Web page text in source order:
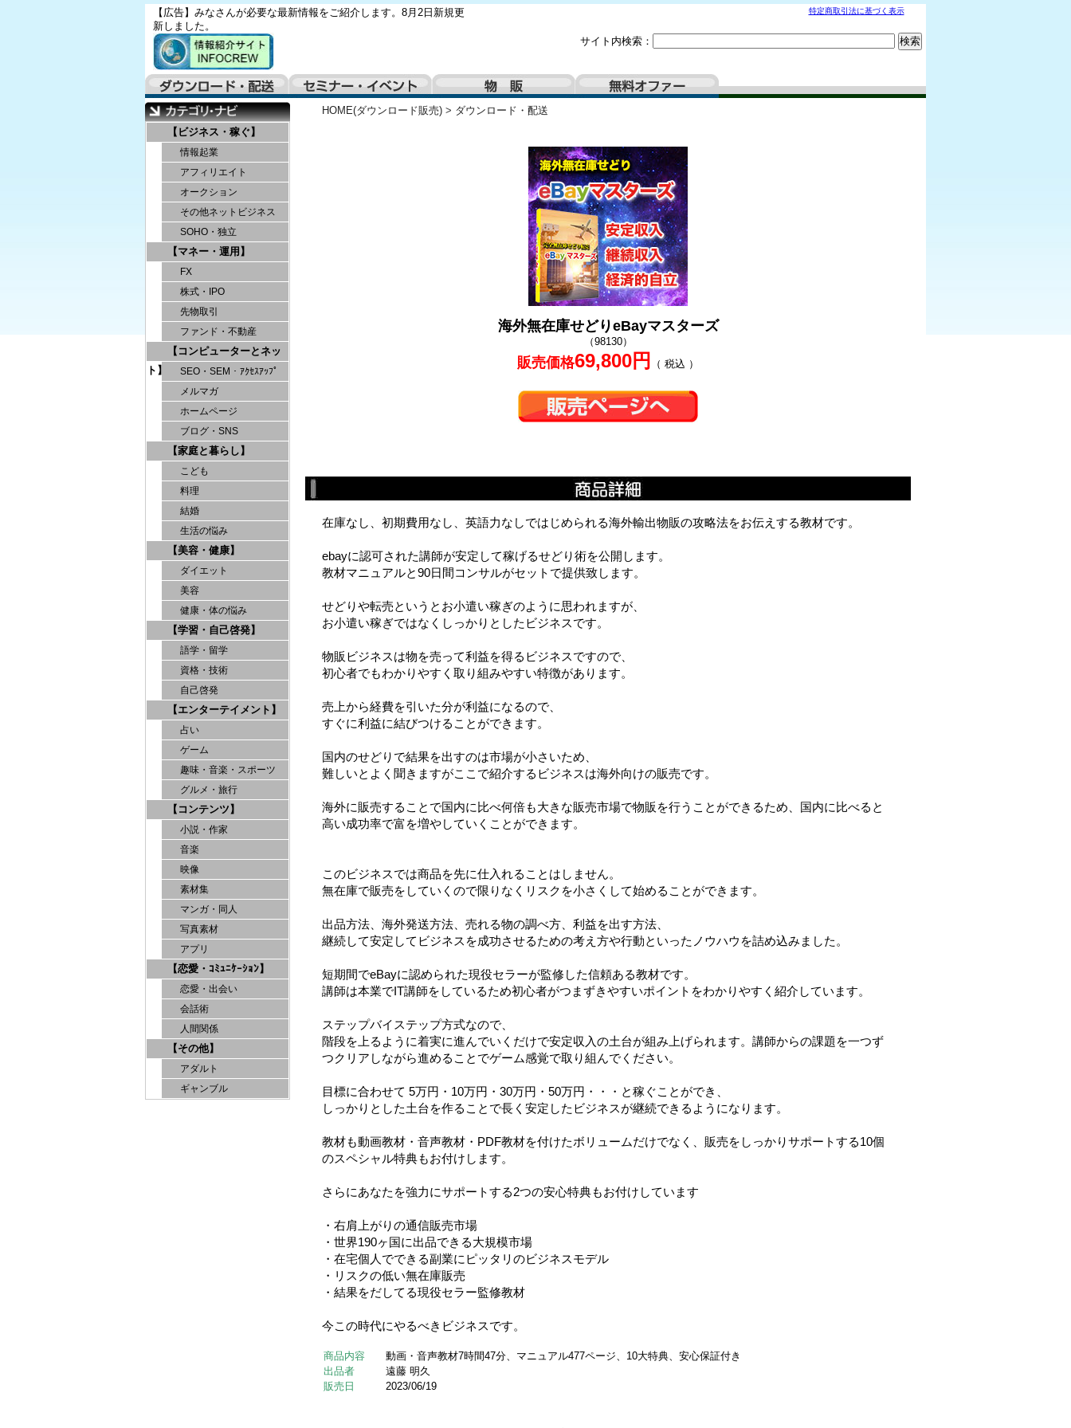
特定商取引法に基づく表示
【広告】みなさんが必要な最新情報をご紹介します。8月2日新規更
新しました。
サイト内検索：
【ビジネス・稼ぐ】
情報起業
アフィリエイト
オークション
その他ネットビジネス
SOHO・独立
【マネー・運用】
FX
株式・IPO
先物取引
ファンド・不動産
【コンピューターとネッ
ト】
SEO・SEM・ｱｸｾｽｱｯﾌﾟ
メルマガ
ホームページ
ブログ・SNS
【家庭と暮らし】
こども
料理
結婚
生活の悩み
【美容・健康】
ダイエット
美容
健康・体の悩み
【学習・自己啓発】
語学・留学
資格・技術
自己啓発
【エンターテイメント】
占い
ゲーム
趣味・音楽・スポーツ
グルメ・旅行
【コンテンツ】
小説・作家
音楽
映像
素材集
マンガ・同人
写真素材
アプリ
【恋愛・ｺﾐｭﾆｹｰｼｮﾝ】
恋愛・出会い
会話術
人間関係
【その他】
アダルト
ギャンブル
HOME(ダウンロード販売) > ダウンロード・配送
海外無在庫せどりeBayマスターズ
（98130）
販売価格69,800円 （ 税込 ）
在庫なし、初期費用なし、英語力なしではじめられる海外輸出物販の攻略法をお伝えする教材です。
ebayに認可された講師が安定して稼げるせどり術を公開します。
教材マニュアルと90日間コンサルがセットで提供致します。
せどりや転売というとお小遣い稼ぎのように思われますが、
お小遣い稼ぎではなくしっかりとしたビジネスです。
物販ビジネスは物を売って利益を得るビジネスですので、
初心者でもわかりやすく取り組みやすい特徴があります。
売上から経費を引いた分が利益になるので、
すぐに利益に結びつけることができます。
国内のせどりで結果を出すのは市場が小さいため、
難しいとよく聞きますがここで紹介するビジネスは海外向けの販売です。
海外に販売することで国内に比べ何倍も大きな販売市場で物販を行うことができるため、国内に比べると
高い成功率で富を増やしていくことができます。
このビジネスでは商品を先に仕入れることはしません。
無在庫で販売をしていくので限りなくリスクを小さくして始めることができます。
出品方法、海外発送方法、売れる物の調べ方、利益を出す方法、
継続して安定してビジネスを成功させるための考え方や行動といったノウハウを詰め込みました。
短期間でeBayに認められた現役セラーが監修した信頼ある教材です。
講師は本業でIT講師をしているため初心者がつまずきやすいポイントをわかりやすく紹介しています。
ステップバイステップ方式なので、
階段を上るように着実に進んでいくだけで安定収入の土台が組み上げられます。講師からの課題を一つず
つクリアしながら進めることでゲーム感覚で取り組んでください。
目標に合わせて 5万円・10万円・30万円・50万円・・・と稼ぐことができ、
しっかりとした土台を作ることで長く安定したビジネスが継続できるようになります。
教材も動画教材・音声教材・PDF教材を付けたボリュームだけでなく、販売をしっかりサポートする10個
のスペシャル特典もお付けします。
さらにあなたを強力にサポートする2つの安心特典もお付けしています
・右肩上がりの通信販売市場
・世界190ヶ国に出品できる大規模市場
・在宅個人でできる副業にピッタリのビジネスモデル
・リスクの低い無在庫販売
・結果をだしてる現役セラー監修教材
今この時代にやるべきビジネスです。
商品内容
動画・音声教材7時間47分、マニュアル477ページ、10大特典、安心保証付き
出品者
遠藤 明久
販売日
2023/06/19